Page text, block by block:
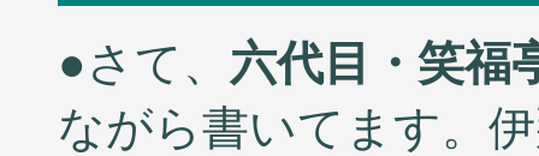
●さて、 六代目・笑福
ながら書いてます。